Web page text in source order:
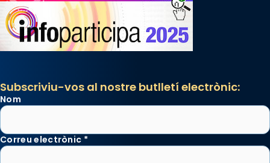
Subscriviu-vos al nostre butlletí electrònic:
Nom
Correu electrònic *